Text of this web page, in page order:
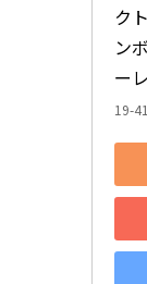
ク
ン
ー
19-